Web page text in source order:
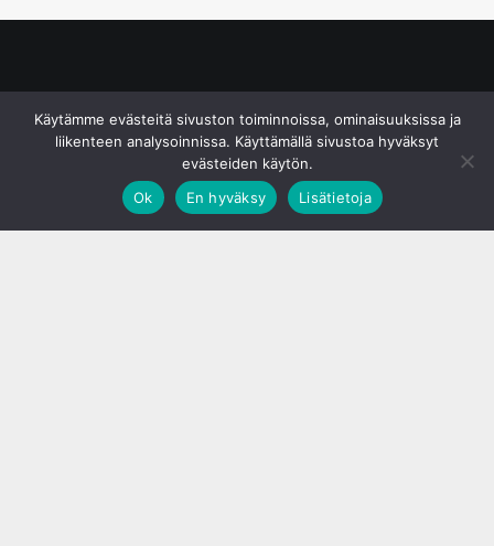
Käytämme evästeitä sivuston toiminnoissa, ominaisuuksissa ja
liikenteen analysoinnissa. Käyttämällä sivustoa hyväksyt
evästeiden käytön.
Ok
En hyväksy Lisätietoja